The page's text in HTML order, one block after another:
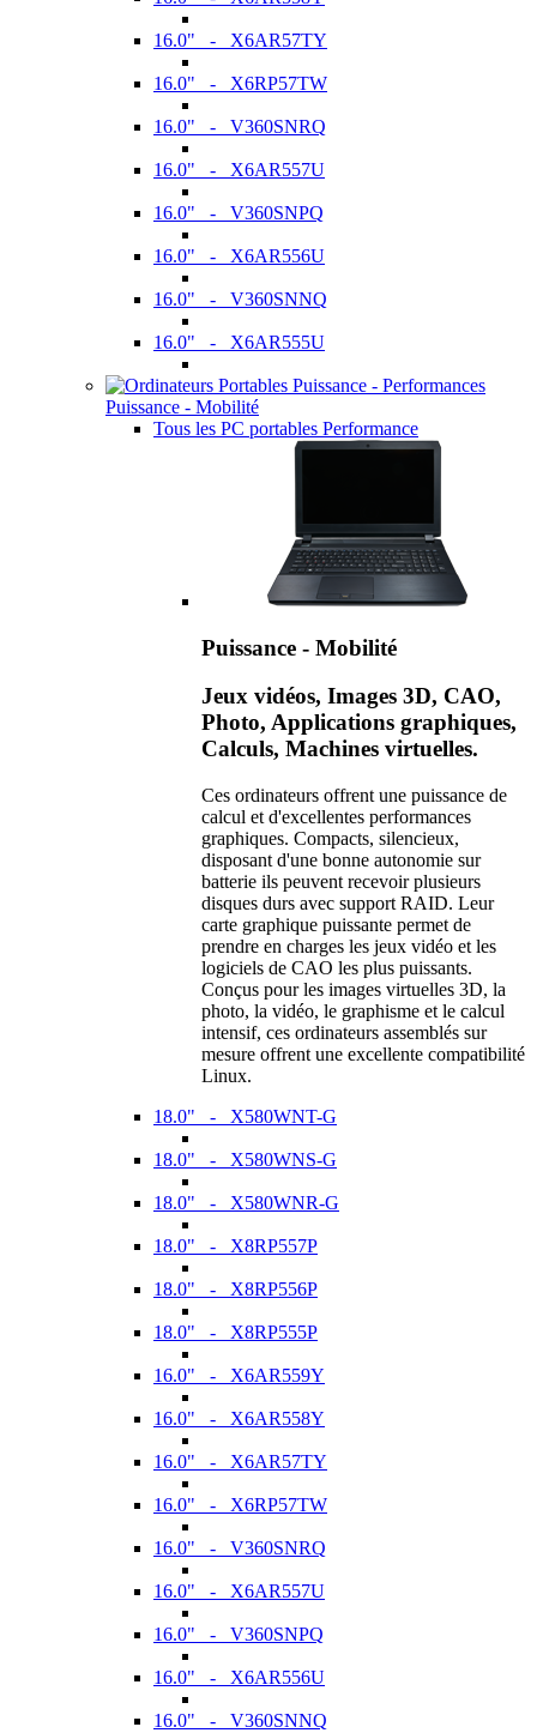
16.0" - X6AR57TY
16.0" - X6RP57TW
16.0" - V360SNRQ
16.0" - X6AR557U
16.0" - V360SNPQ
16.0" - X6AR556U
16.0" - V360SNNQ
16.0" - X6AR555U
Puissance - Mobilité
Tous les PC portables Performance
Puissance - Mobilité
Jeux vidéos, Images 3D, CAO,
Photo, Applications graphiques,
Calculs, Machines virtuelles.
Ces ordinateurs offrent une puissance de
calcul et d'excellentes performances
graphiques. Compacts, silencieux,
disposant d'une bonne autonomie sur
batterie ils peuvent recevoir plusieurs
disques durs avec support RAID. Leur
carte graphique puissante permet de
prendre en charges les jeux vidéo et les
logiciels de CAO les plus puissants.
Conçus pour les images virtuelles 3D, la
photo, la vidéo, le graphisme et le calcul
intensif, ces ordinateurs assemblés sur
mesure offrent une excellente compatibilité
Linux.
18.0" - X580WNT-G
18.0" - X580WNS-G
18.0" - X580WNR-G
18.0" - X8RP557P
18.0" - X8RP556P
18.0" - X8RP555P
16.0" - X6AR559Y
16.0" - X6AR558Y
16.0" - X6AR57TY
16.0" - X6RP57TW
16.0" - V360SNRQ
16.0" - X6AR557U
16.0" - V360SNPQ
16.0" - X6AR556U
16.0" - V360SNNQ